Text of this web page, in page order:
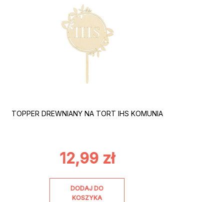
TOPPER DREWNIANY NA TORT IHS KOMUNIA
12,99 zł
DODAJ DO
KOSZYKA